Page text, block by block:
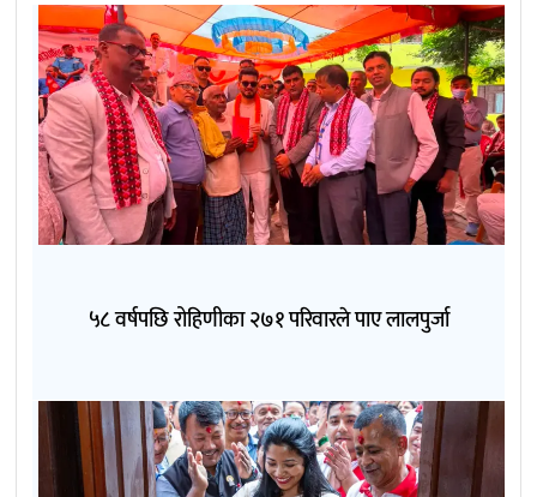
५८ वर्षपछि रोहिणीका २७१ परिवारले पाए लालपुर्जा